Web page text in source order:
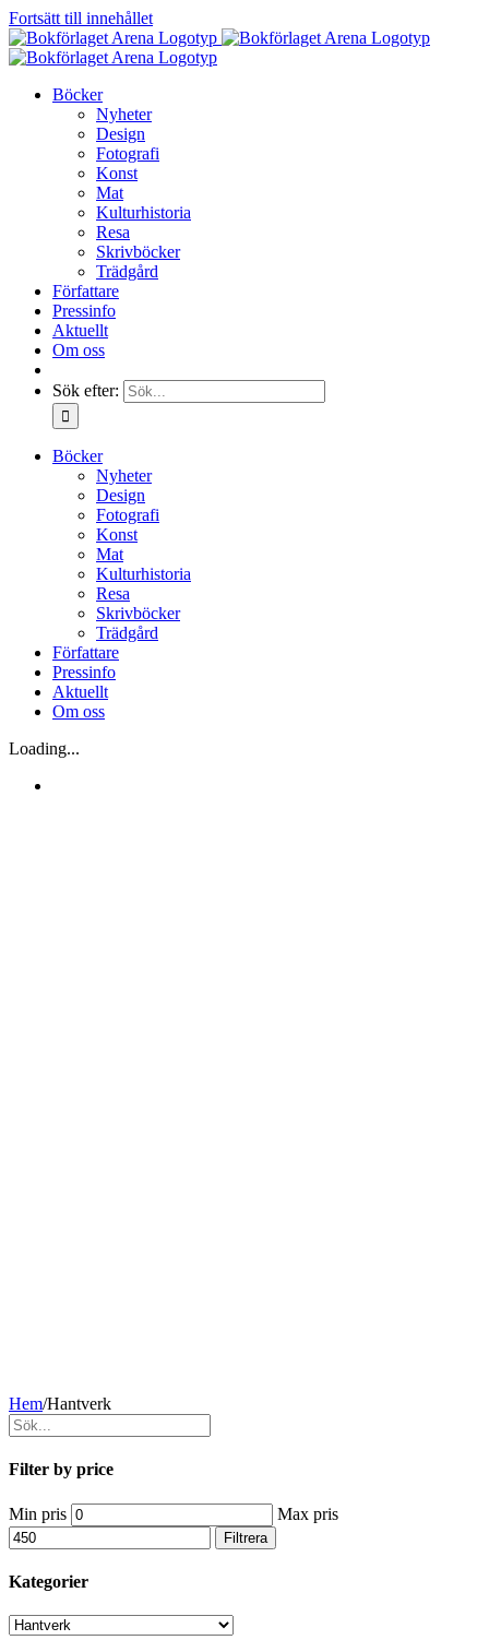
Fortsätt till innehållet
Böcker
Nyheter
Design
Fotografi
Konst
Mat
Kulturhistoria
Resa
Skrivböcker
Trädgård
Författare
Pressinfo
Aktuellt
Om oss
Sök efter:
Böcker
Nyheter
Design
Fotografi
Konst
Mat
Kulturhistoria
Resa
Skrivböcker
Trädgård
Författare
Pressinfo
Aktuellt
Om oss
Loading...
Hem/Hantverk
Filter by price
Min pris Max pris
Filtrera
Kategorier